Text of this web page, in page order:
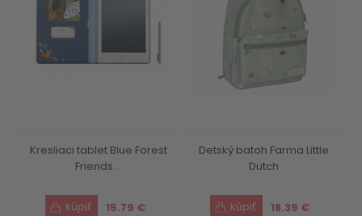
Kresliaci tablet Blue Forest
Friends ...
15.79 €
Detský batoh Farma Little
Dutch
18.39 €